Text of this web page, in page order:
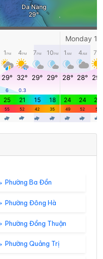
Phường Ba Đồn
Phường Đông Hà
Phường Đồng Thuận
Phường Quảng Trị